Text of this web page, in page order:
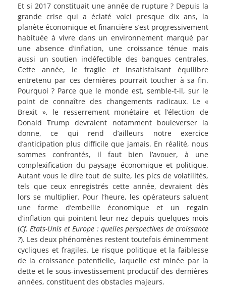
Et si 2017 constituait une année de rupture ? Depuis la
grande crise qui a éclaté voici presque dix ans, la
planète économique et financière s’est progressivement
habituée à vivre dans un environnement marqué par
une absence d’inflation, une croissance ténue mais
aussi un soutien indéfectible des banques centrales.
Cette année, le fragile et insatisfaisant équilibre
entretenu par ces dernières pourrait toucher à sa fin.
Pourquoi ? Parce que le monde est, semble-t-il, sur le
point de connaître des changements radicaux. Le «
Brexit », le resserrement monétaire et l’élection de
Donald Trump devraient notamment bouleverser la
donne, ce qui rend d’ailleurs notre exercice
d’anticipation plus difficile que jamais. En réalité, nous
sommes confrontés, il faut bien l’avouer, à une
complexification du paysage économique et politique.
Autant vous le dire tout de suite, les pics de volatilités,
tels que ceux enregistrés cette année, devraient dès
lors se multiplier. Pour l’heure, les opérateurs saluent
une forme d’embellie économique et un regain
d’inflation qui pointent leur nez depuis quelques mois
(Cf. Etats-Unis et Europe : quelles perspectives de croissance
?). Les deux phénomènes restent toutefois éminemment
cycliques et fragiles. Le risque politique et la faiblesse
de la croissance potentielle, laquelle est minée par la
dette et le sous-investissement productif des dernières
années, constituent des obstacles majeurs.